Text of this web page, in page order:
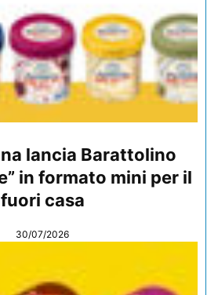
lancia Barattolino
in formato mini per il
fuori casa
30/07/2026